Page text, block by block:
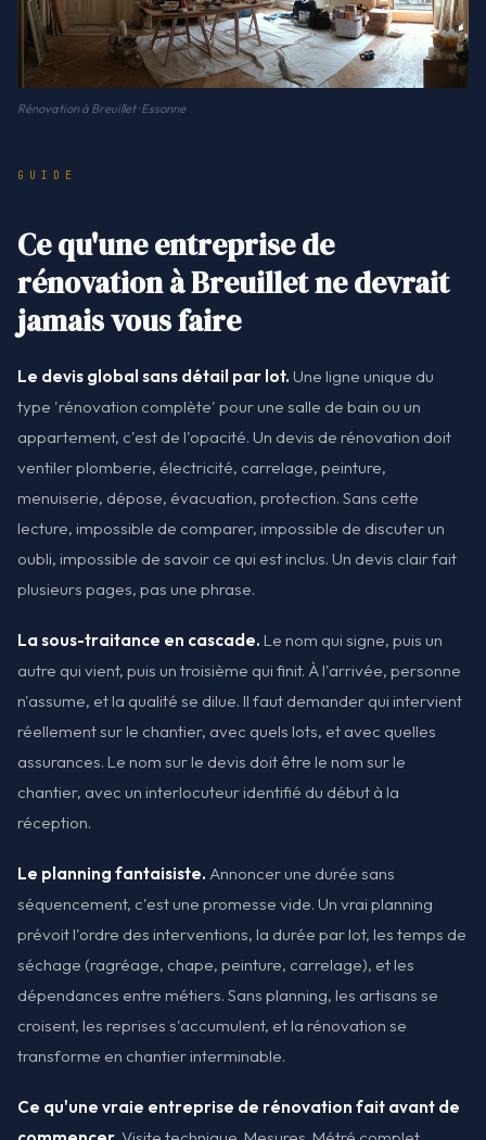
Rénovation à Breuillet · Essonne
GUIDE
Ce qu'une entreprise de
rénovation à Breuillet ne devrait
jamais vous faire
Le devis global sans détail par lot. Une ligne unique du
type 'rénovation complète' pour une salle de bain ou un
appartement, c'est de l'opacité. Un devis de rénovation doit
ventiler plomberie, électricité, carrelage, peinture,
menuiserie, dépose, évacuation, protection. Sans cette
lecture, impossible de comparer, impossible de discuter un
oubli, impossible de savoir ce qui est inclus. Un devis clair fait
plusieurs pages, pas une phrase.
La sous-traitance en cascade. Le nom qui signe, puis un
autre qui vient, puis un troisième qui finit. À l'arrivée, personne
n'assume, et la qualité se dilue. Il faut demander qui intervient
réellement sur le chantier, avec quels lots, et avec quelles
assurances. Le nom sur le devis doit être le nom sur le
chantier, avec un interlocuteur identifié du début à la
réception.
Le planning fantaisiste. Annoncer une durée sans
séquencement, c'est une promesse vide. Un vrai planning
prévoit l'ordre des interventions, la durée par lot, les temps de
séchage (ragréage, chape, peinture, carrelage), et les
dépendances entre métiers. Sans planning, les artisans se
croisent, les reprises s'accumulent, et la rénovation se
transforme en chantier interminable.
Ce qu'une vraie entreprise de rénovation fait avant de